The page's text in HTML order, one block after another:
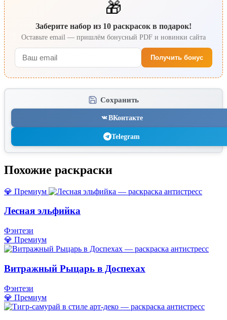
🎁
Заберите набор из 10 раскрасок в подарок!
Оставьте email — пришлём бонусный PDF и новинки сайта
Получить бонус
Сохранить
ВКонтакте
Telegram
Похожие раскраски
💎 Премиум
Лесная эльфийка
Фэнтези
💎 Премиум
Витражный Рыцарь в Доспехах
Фэнтези
💎 Премиум